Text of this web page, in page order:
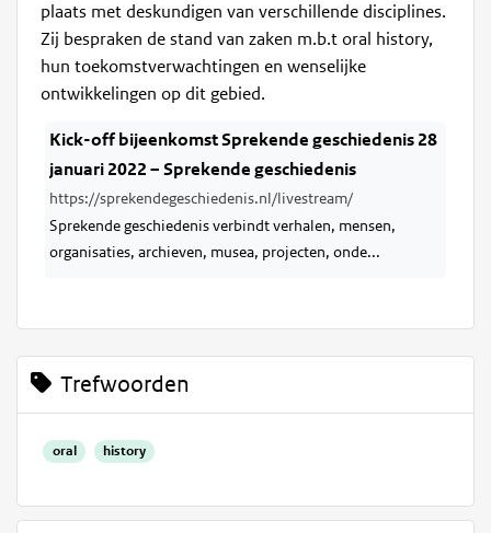
plaats met deskundigen van verschillende disciplines.
Zij bespraken de stand van zaken m.b.t oral history,
hun toekomstverwachtingen en wenselijke
ontwikkelingen op dit gebied.
Kick-off bijeenkomst Sprekende geschiedenis 28
januari 2022 – Sprekende geschiedenis
https://sprekendegeschiedenis.nl/livestream/
Sprekende geschiedenis verbindt verhalen, mensen,
organisaties, archieven, musea, projecten, onde...
Trefwoorden
oral history